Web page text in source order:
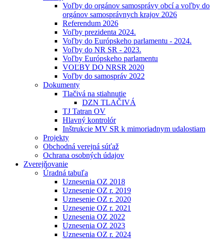
Voľby do orgánov samosprávy obcí a voľby do
orgánov samosprávnych krajov 2026
Referendum 2026
Voľby prezidenta 2024.
Voľby do Európskeho parlamentu - 2024.
Voľby do NR SR - 2023.
Voľby Európskeho parlamentu
VOĽBY DO NRSR 2020
Voľby do samospráv 2022
Dokumenty
Tlačivá na stiahnutie
DZN TLAČIVÁ
TJ Tatran OV
Hlavný kontrolór
Inštrukcie MV SR k mimoriadnym udalostiam
Projekty
Obchodná verejná súťaž
Ochrana osobných údajov
Zverejňovanie
Úradná tabuľa
Uznesenia OZ 2018
Uznesenie OZ r. 2019
Uznesenie OZ r. 2020
Uznesenie OZ r. 2021
Uznesenia OZ 2022
Uznesenia OZ 2023
Uznesenia OZ r. 2024